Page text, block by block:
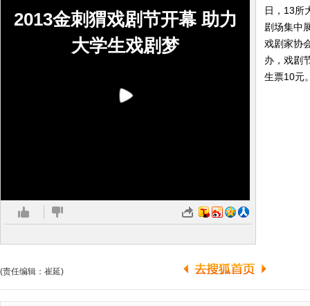
2013金刺猬戏剧节开幕 助力
大学生戏剧梦
日，13所
剧场集中
戏剧家协
办，戏剧
生票10元
(责任编辑：崔延)